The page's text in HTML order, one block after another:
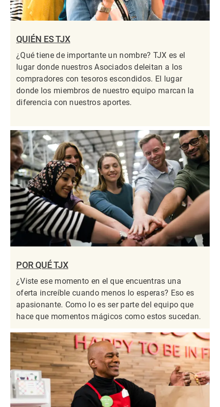
QUIÉN ES TJX
¿Qué tiene de importante un nombre? TJX es el
lugar donde nuestros Asociados deleitan a los
compradores con tesoros escondidos. El lugar
donde los miembros de nuestro equipo marcan la
diferencia con nuestros aportes.
POR QUÉ TJX
¿Viste ese momento en el que encuentras una
oferta increíble cuando menos lo esperas? Eso es
apasionante. Como lo es ser parte del equipo que
hace que momentos mágicos como estos sucedan.